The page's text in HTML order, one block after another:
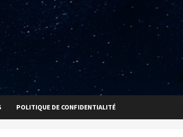
POLITIQUE DE CONFIDENTIALITÉ